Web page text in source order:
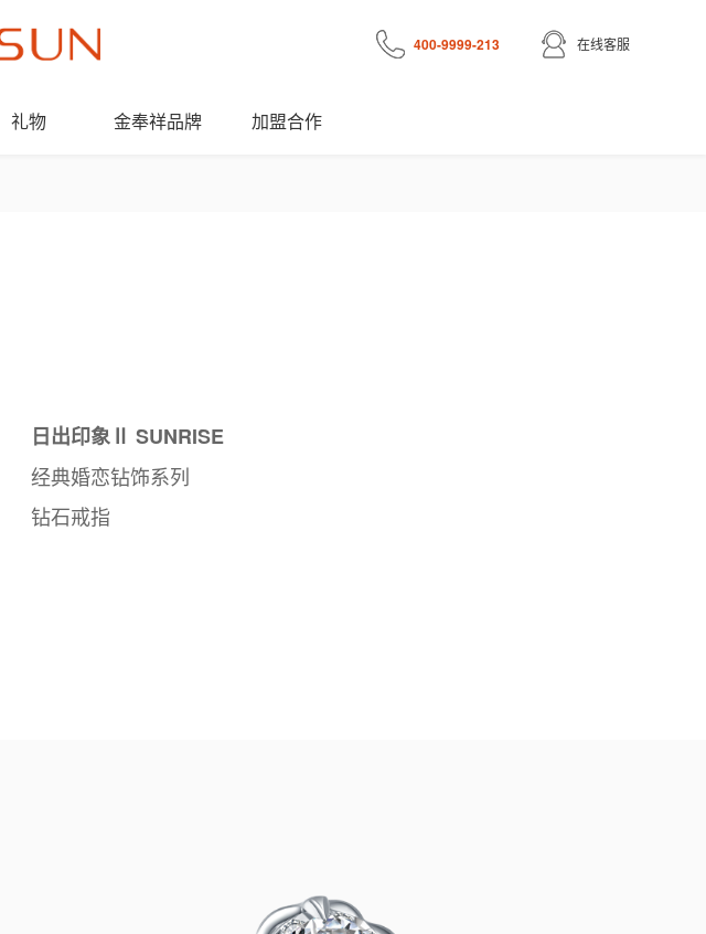
400-9999-213 在线客服
礼物 金奉祥品牌 加盟合作
日出印象Ⅱ SUNRISE
经典婚恋钻饰系列
钻石戒指